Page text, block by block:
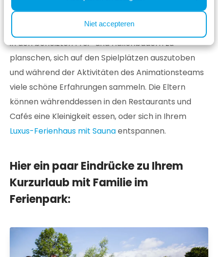
Niet accepteren
kinderfreundlichen Einrichtungen sorgen für jede
Menge Unterhaltung. Ihre Kinder werden es lieben
in den beheizten Frei- und Hallenbädern zu
planschen, sich auf den Spielplätzen auszutoben
und während der Aktivitäten des Animationsteams
viele schöne Erfahrungen sammeln. Die Eltern
können währenddessen in den Restaurants und
Cafés eine Kleinigkeit essen, oder sich in Ihrem
Luxus-Ferienhaus mit Saunaentspannen.
Hier ein paar Eindrücke zu Ihrem
Kurzurlaub mit Familie im
Ferienpark: